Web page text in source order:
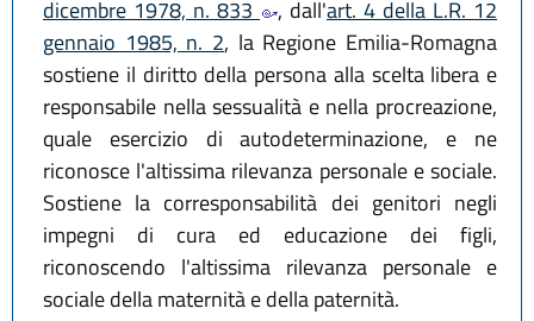
dicembre 1978, n. 833
, dall'art. 4 della L.R. 12
gennaio 1985, n. 2, la Regione Emilia-Romagna
sostiene il diritto della persona alla scelta libera e
responsabile nella sessualità e nella procreazione,
quale esercizio di autodeterminazione, e ne
riconosce l'altissima rilevanza personale e sociale.
Sostiene la corresponsabilità dei genitori negli
impegni di cura ed educazione dei figli,
riconoscendo l'altissima rilevanza personale e
sociale della maternità e della paternità.